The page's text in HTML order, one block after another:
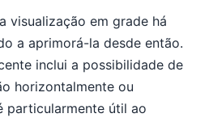
visualização em grade há
a aprimorá-la desde então.
inclui a possibilidade de
horizontalmente ou
particularmente útil ao